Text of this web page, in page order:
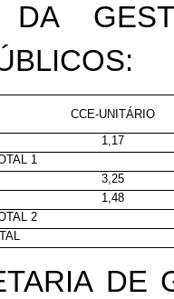
DA
CCE-UNITÁRIO
1,17
1
3,25
1,48
2
DE